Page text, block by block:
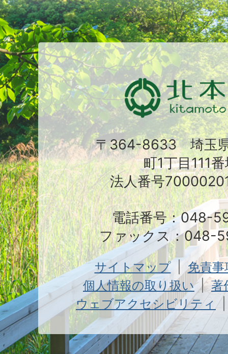
〒364-8633 埼玉
町1丁目111
法人番号
電話番号：048-
ファックス：048-
サイトマップ
免責
個人情報の取り扱い
著
ウェブアクセシビリティ